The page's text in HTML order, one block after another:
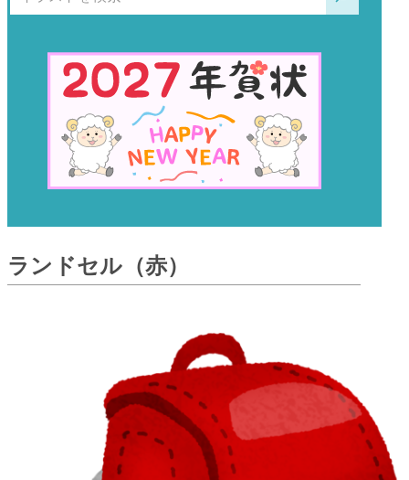
ランドセル（赤）